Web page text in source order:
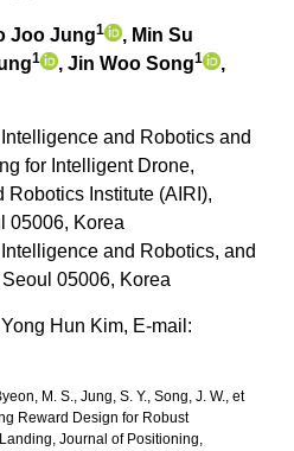
Joo Jung1
, Min Su
1 , Jin Woo Song1
,
and Robotics and
for Intelligent Drone,
Institute (AIRI),
05006, Korea
and Robotics, and
05006, Korea
Hun Kim, E-mail:
M. S., Jung, S. Y., Song, J. W., et
Reward Design for Robust
Journal of Positioning,